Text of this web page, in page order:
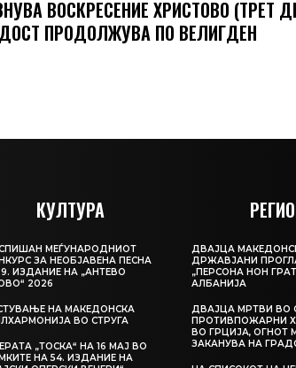
ВОСКРЕСЕНИЕ ХРИСТОВО (ТРЕТ
ПРОДОЛЖУВА ПО ВЕЛИГДЕН
КУЛТУРА
МЕЃУНАРОДНИОТ
ЗА НЕОБЈАВЕНА ПЕСНА
9. ИЗДАНИЕ НА „АНТЕВО
2026
НА МАКЕДОНСКА
ВО СТРУГА
„ТОСКА“ НА 16 МАЈ ВО
НА 54. ИЗДАНИЕ НА
ДВАЈЦА
ДРЖАВЈАНИ
„ПЕРСОНА НОН
АЛБАНИЈА
ДВАЈЦА МРТВИ ВО
ПРОТИВПОЖАРНИ
ВО ГРЦИЈА, ОГНОТ
ЗАКАНУВА НА